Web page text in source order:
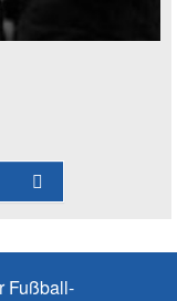
Fußball-